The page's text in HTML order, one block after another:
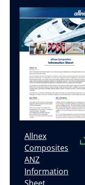
Allnex
Composites
ANZ
Information
Sheet